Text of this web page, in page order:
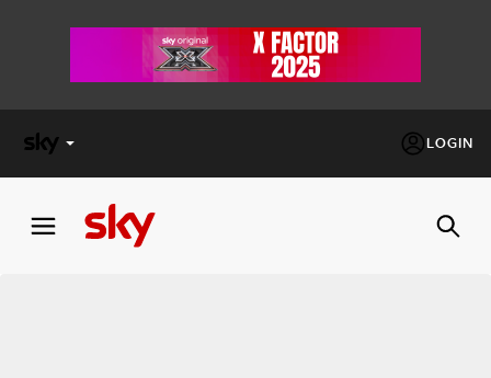
LOGIN
FACTOR